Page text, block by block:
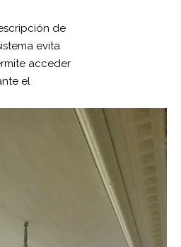
de
evita
acceder
el